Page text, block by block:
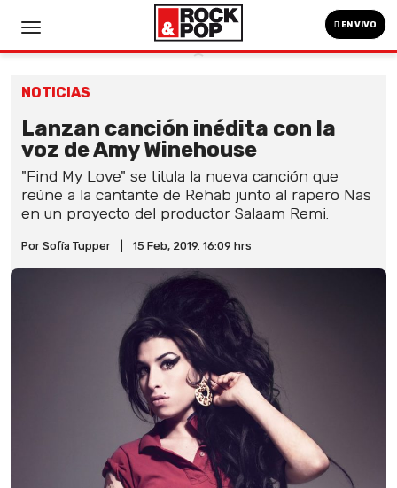
EN VIVO
NOTICIAS
Lanzan canción inédita con la
voz de Amy Winehouse
"Find My Love" se titula la nueva canción que
reúne a la cantante de Rehab junto al rapero Nas
en un proyecto del productor Salaam Remi.
Por Sofía Tupper 15 Feb, 2019. 16:09 hrs